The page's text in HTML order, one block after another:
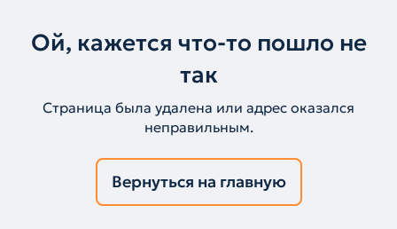
Ой, кажется что-то пошло не
так
Страница была удалена или адрес оказался
неправильным.
Вернуться на главную